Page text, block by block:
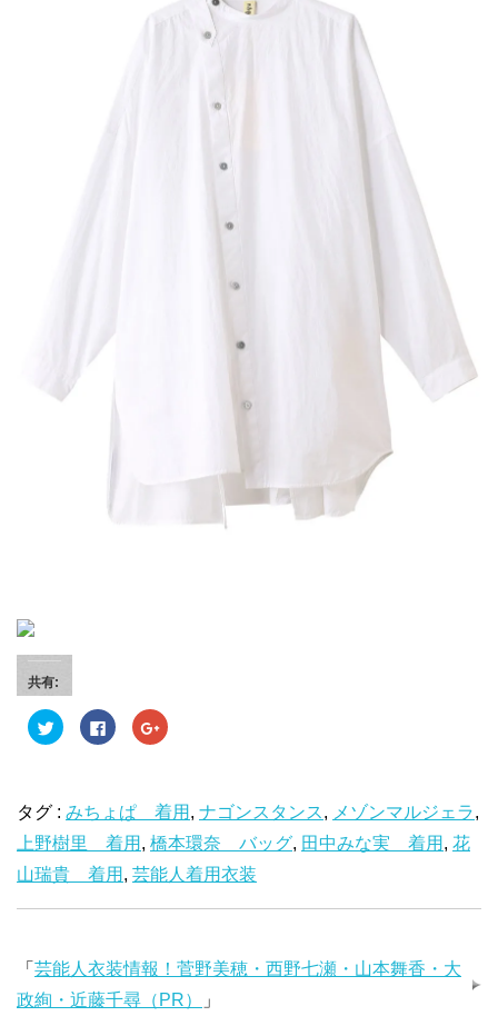
共有:
ク
リ
w
t
t
e
r
共
し
い
ィ
F
a
o
k
で
共
有
す
る
は
ク
し
て
く
ク
リ
G
o
g
l
e
+
共
し
い
ウ
ィ
タグ : みちょぱ 着用 , ナゴンスタンス, メゾンマルジェラ,
上野樹里 着用 , 橋本環奈 バッグ, 田中みな実 着用 , 花
山瑞貴 着用 , 芸能人着用衣装
「 芸能人衣装情報！菅野美穂・西野七瀬・山本舞香・大
政絢・近藤千尋（PR）
」